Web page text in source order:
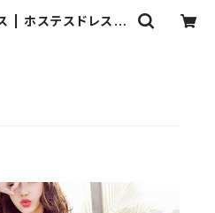
| ホステスドレス.c